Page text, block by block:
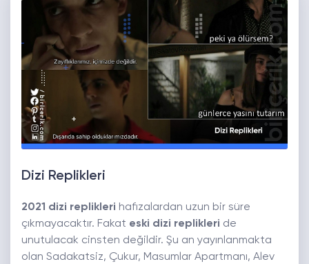
Dizi Replikleri
2021 dizi replikleri hafızalardan uzun bir süre
çıkmayacaktır. Fakat eski dizi replikleri de
unutulacak cinsten değildir. Şu an yayınlanmakta
olan Sadakatsiz, Çukur, Masumlar Apartmanı, Alev